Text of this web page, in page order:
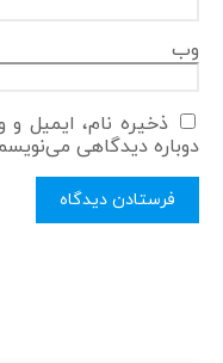
وب‌
ذخیره نام، ایمیل و
دوباره دیدگاهی